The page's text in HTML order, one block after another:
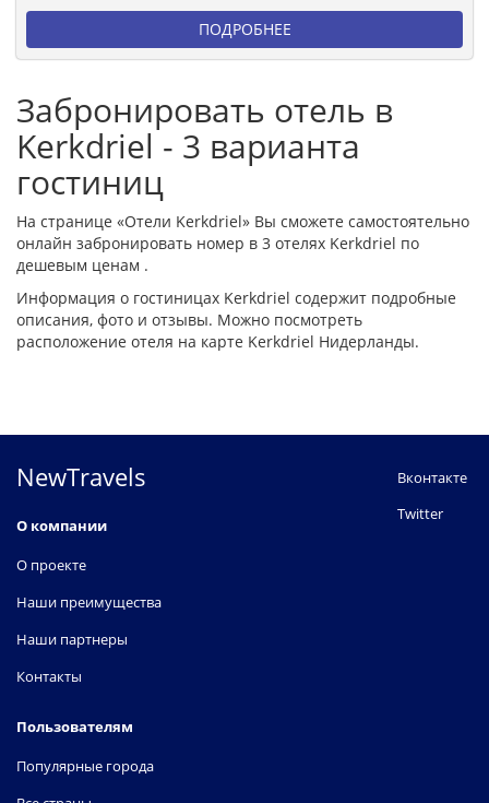
ПОДРОБНЕЕ
Забронировать отель в
Kerkdriel - 3 варианта
гостиниц
На странице «Отели Kerkdriel» Вы сможете самостоятельно
онлайн забронировать номер в 3 отелях Kerkdriel по
дешевым ценам .
Информация о гостиницах Kerkdriel содержит подробные
описания, фото и отзывы. Можно посмотреть
расположение отеля на карте Kerkdriel Нидерланды.
NewTravels
О компании
О проекте
Наши преимущества
Наши партнеры
Контакты
Пользователям
Популярные города
Вконтакте
Twitter